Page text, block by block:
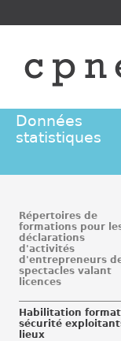
Données
statistiques
Répertoires de
formations pour
déclarations
d'activités
d'entrepreneurs
spectacles valant
licences
Habilitation
sécurité
lieux